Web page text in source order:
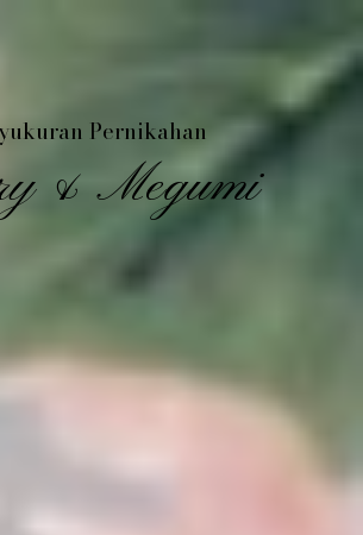
Pernikahan
& Megumi